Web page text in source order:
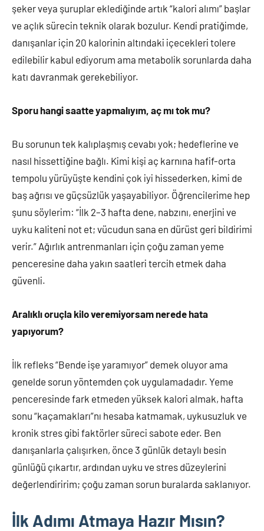
şeker veya şuruplar eklediğinde artık “kalori alımı” başlar
ve açlık sürecin teknik olarak bozulur. Kendi pratiğimde,
danışanlar için 20 kalorinin altındaki içecekleri tolere
edilebilir kabul ediyorum ama metabolik sorunlarda daha
katı davranmak gerekebiliyor.
Sporu hangi saatte yapmalıyım, aç mı tok mu?
Bu sorunun tek kalıplaşmış cevabı yok; hedeflerine ve
nasıl hissettiğine bağlı. Kimi kişi aç karnına hafif-orta
tempolu yürüyüşte kendini çok iyi hissederken, kimi de
baş ağrısı ve güçsüzlük yaşayabiliyor. Öğrencilerime hep
şunu söylerim: “İlk 2–3 hafta dene, nabzını, enerjini ve
uyku kaliteni not et; vücudun sana en dürüst geri bildirimi
verir.” Ağırlık antrenmanları için çoğu zaman yeme
penceresine daha yakın saatleri tercih etmek daha
güvenli.
Aralıklı oruçla kilo veremiyorsam nerede hata
yapıyorum?
İlk refleks “Bende işe yaramıyor” demek oluyor ama
genelde sorun yöntemden çok uygulamadadır. Yeme
penceresinde fark etmeden yüksek kalori almak, hafta
sonu “kaçamakları”nı hesaba katmamak, uykusuzluk ve
kronik stres gibi faktörler süreci sabote eder. Ben
danışanlarla çalışırken, önce 3 günlük detaylı besin
günlüğü çıkartır, ardından uyku ve stres düzeylerini
değerlendiririm; çoğu zaman sorun buralarda saklanıyor.
İlk Adımı Atmaya Hazır Mısın?